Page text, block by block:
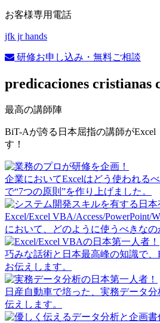
お客様専用電話
jfk jr hands
研修お申し込み・無料ご相談
predicaciones cristianas
最高の講師陣
BiT-Aが誇る日本屈指の講師が
す！
企業においてExcelはどう使われる
で“7つの原則”を作り上げました。
Excel/Excel VBA/Access/PowerPoint/
において、どのように使うべきなの
巧みな話術と日本最高峰の知識で
お伝えします。
日産自動車で培った、実務データ
伝えします。